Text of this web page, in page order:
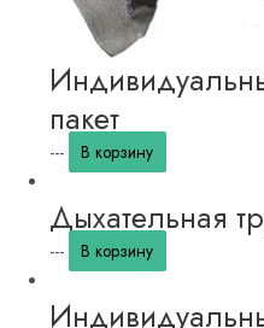
пакет
--- В корзину
Дыхательная
--- В корзину